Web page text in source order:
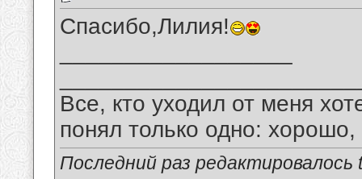
Спасибо,Лилия!
Все, кто уходил от меня
понял только одно:
Последний раз